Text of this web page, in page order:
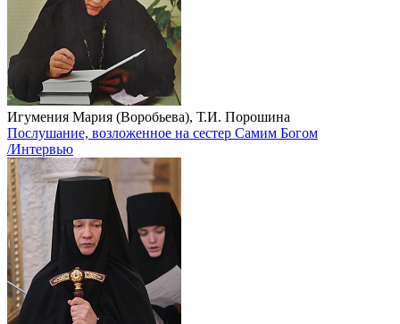
Игумения Мария (Воробьева), Т.И. Порошина
Послушание, возложенное на сестер Самим Богом
/Интервью